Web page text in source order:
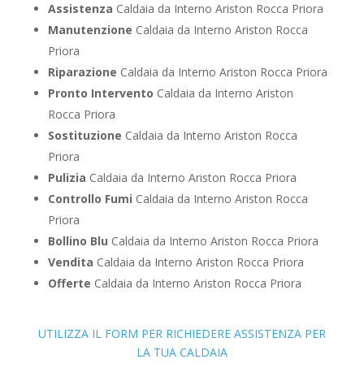
Assistenza Caldaia da Interno Ariston Rocca Priora
Manutenzione Caldaia da Interno Ariston Rocca
Priora
Riparazione Caldaia da Interno Ariston Rocca Priora
Pronto Intervento Caldaia da Interno Ariston
Rocca Priora
Sostituzione Caldaia da Interno Ariston Rocca
Priora
Pulizia Caldaia da Interno Ariston Rocca Priora
Controllo Fumi Caldaia da Interno Ariston Rocca
Priora
Bollino Blu Caldaia da Interno Ariston Rocca Priora
Vendita Caldaia da Interno Ariston Rocca Priora
Offerte Caldaia da Interno Ariston Rocca Priora
UTILIZZA IL FORM PER RICHIEDERE ASSISTENZA PER
LA TUA CALDAIA